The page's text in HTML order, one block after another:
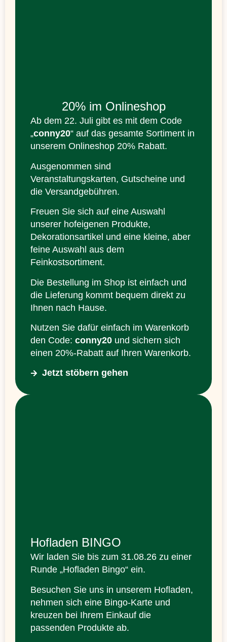
20% im Onlineshop
Ab dem 22. Juli gibt es mit dem Code
„conny20“ auf das gesamte Sortiment in
unserem Onlineshop 20% Rabatt.
Ausgenommen sind
Veranstaltungskarten, Gutscheine und
die Versandgebühren.
Freuen Sie sich auf eine Auswahl
unserer hofeigenen Produkte,
Dekorationsartikel und eine kleine, aber
feine Auswahl aus dem
Feinkostsortiment.
Die Bestellung im Shop ist einfach und
die Lieferung kommt bequem direkt zu
Ihnen nach Hause.
Nutzen Sie dafür einfach im Warenkorb
den Code: conny20 und sichern sich
einen 20%-Rabatt auf Ihren Warenkorb.
Jetzt stöbern gehen
Hofladen BINGO
Wir laden Sie bis zum 31.08.26 zu einer
Runde „Hofladen Bingo“ ein.
Besuchen Sie uns in unserem Hofladen,
nehmen sich eine Bingo-Karte und
kreuzen bei Ihrem Einkauf die
passenden Produkte ab.